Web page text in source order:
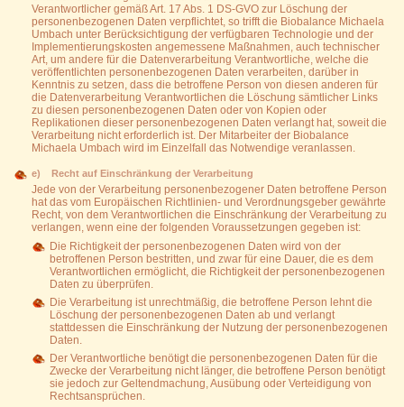
Verantwortlicher gemäß Art. 17 Abs. 1 DS-GVO zur Löschung der
personenbezogenen Daten verpflichtet, so trifft die Biobalance Michaela
Umbach unter Berücksichtigung der verfügbaren Technologie und der
Implementierungskosten angemessene Maßnahmen, auch technischer
Art, um andere für die Datenverarbeitung Verantwortliche, welche die
veröffentlichten personenbezogenen Daten verarbeiten, darüber in
Kenntnis zu setzen, dass die betroffene Person von diesen anderen für
die Datenverarbeitung Verantwortlichen die Löschung sämtlicher Links
zu diesen personenbezogenen Daten oder von Kopien oder
Replikationen dieser personenbezogenen Daten verlangt hat, soweit die
Verarbeitung nicht erforderlich ist. Der Mitarbeiter der Biobalance
Michaela Umbach wird im Einzelfall das Notwendige veranlassen.
e) Recht auf Einschränkung der Verarbeitung
Jede von der Verarbeitung personenbezogener Daten betroffene Person
hat das vom Europäischen Richtlinien- und Verordnungsgeber gewährte
Recht, von dem Verantwortlichen die Einschränkung der Verarbeitung zu
verlangen, wenn eine der folgenden Voraussetzungen gegeben ist:
Die Richtigkeit der personenbezogenen Daten wird von der
betroffenen Person bestritten, und zwar für eine Dauer, die es dem
Verantwortlichen ermöglicht, die Richtigkeit der personenbezogenen
Daten zu überprüfen.
Die Verarbeitung ist unrechtmäßig, die betroffene Person lehnt die
Löschung der personenbezogenen Daten ab und verlangt
stattdessen die Einschränkung der Nutzung der personenbezogenen
Daten.
Der Verantwortliche benötigt die personenbezogenen Daten für die
Zwecke der Verarbeitung nicht länger, die betroffene Person benötigt
sie jedoch zur Geltendmachung, Ausübung oder Verteidigung von
Rechtsansprüchen.